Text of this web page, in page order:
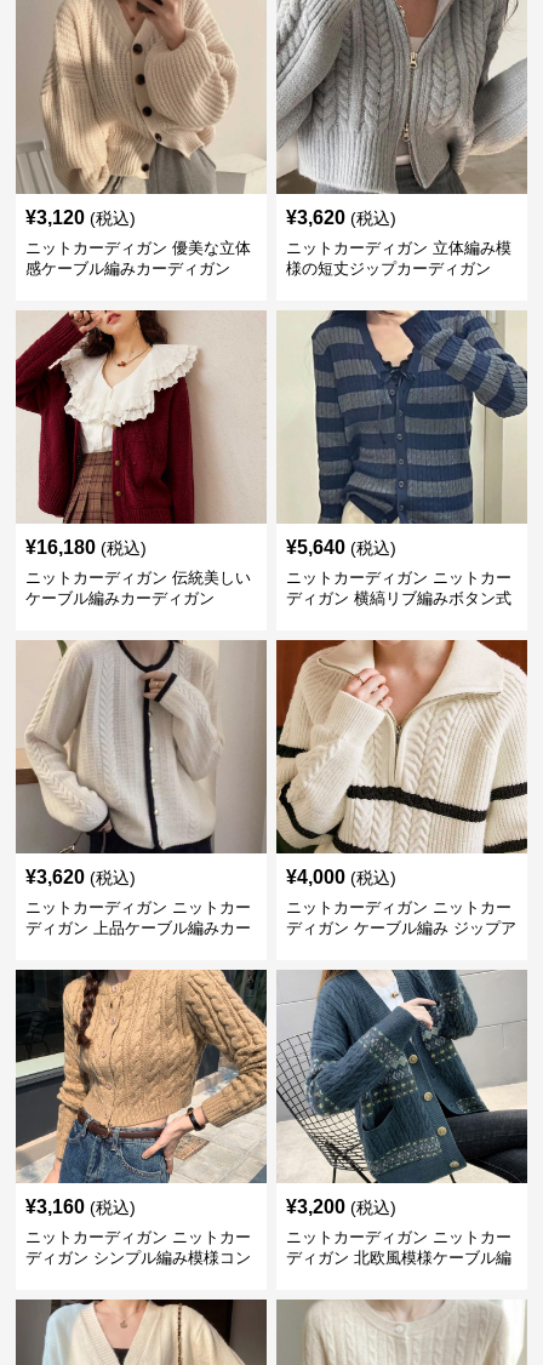
¥3,120 (税込)
ニットカーディガン 優美な立体
感ケーブル編みカーディガン
¥3,620 (税込)
ニットカーディガン 立体編み模
様の短丈ジップカーディガン
¥16,180 (税込)
ニットカーディガン 伝統美しい
ケーブル編みカーディガン
¥5,640 (税込)
ニットカーディガン ニットカー
ディガン 横縞リブ編みボタン式
¥3,620 (税込)
ニットカーディガン ニットカー
ディガン 上品ケーブル編みカー
¥4,000 (税込)
ニットカーディガン ニットカー
ディガン ケーブル編み ジップア
¥3,160 (税込)
ニットカーディガン ニットカー
ディガン シンプル編み模様コン
¥3,200 (税込)
ニットカーディガン ニットカー
ディガン 北欧風模様ケーブル編